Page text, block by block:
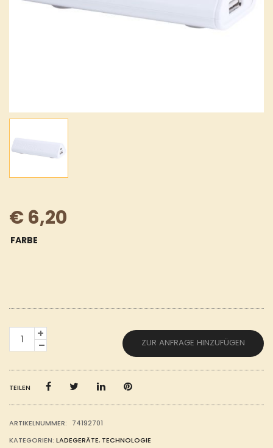
€6,20
FARBE
POWERBANK
MENGE
ZUR ANFRAGE HINZUFÜGEN
TEILEN
ARTIKELNUMMER:
74192701
KATEGORIEN: LADEGERÄTE, TECHNOLOGIE